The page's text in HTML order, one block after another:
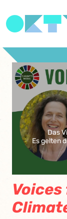
Das
Es gelten